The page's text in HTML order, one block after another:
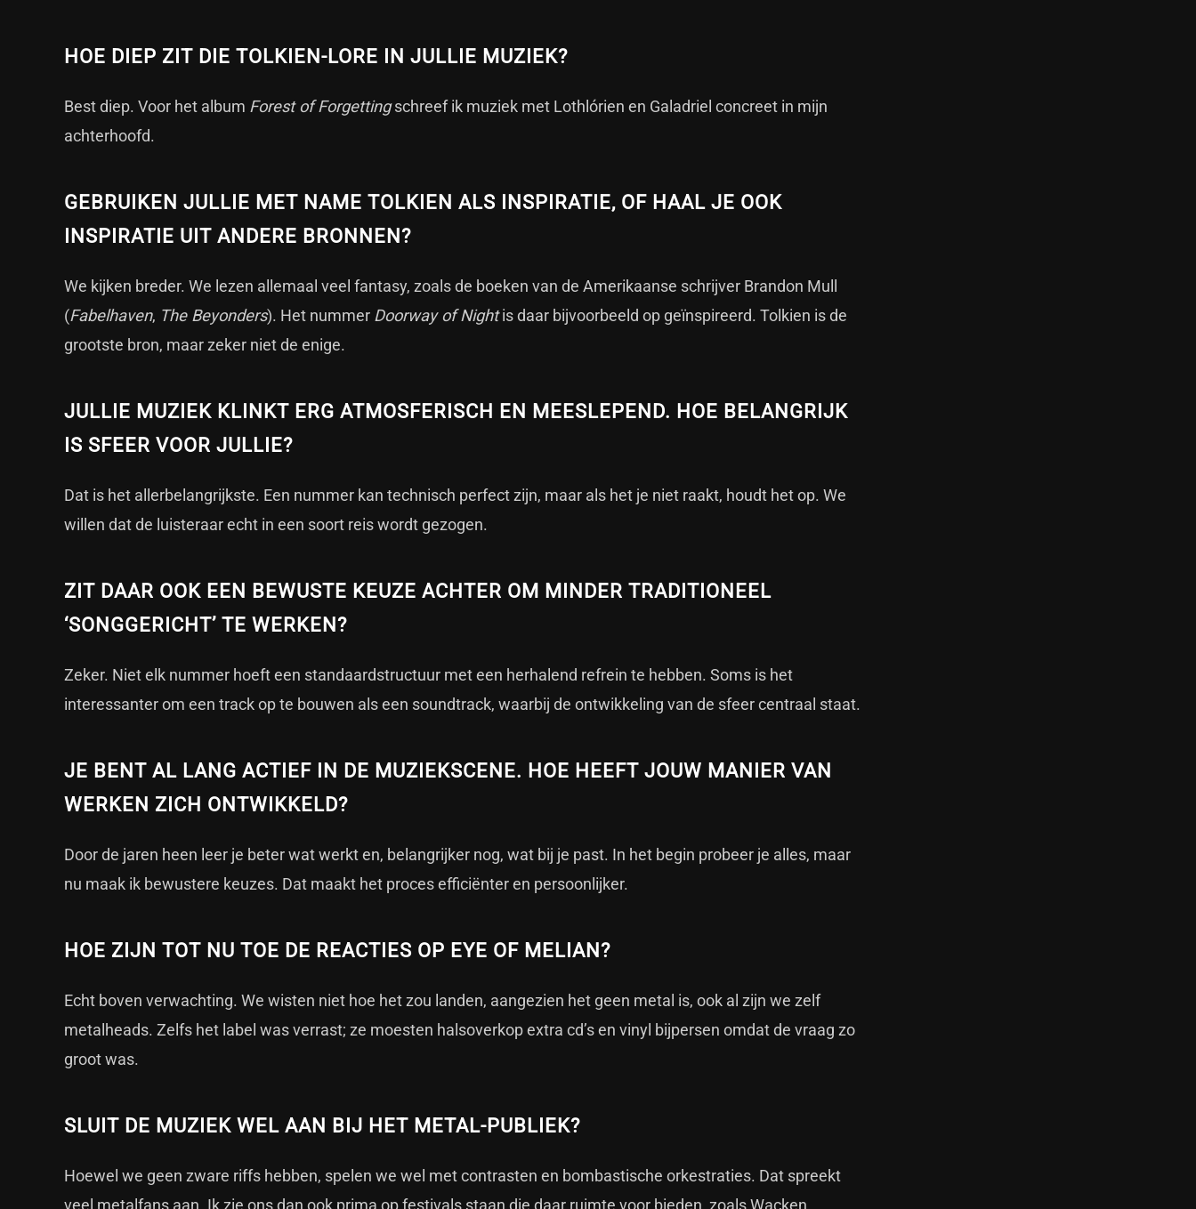
HOE DIEP ZIT DIE TOLKIEN-LORE IN JULLIE MUZIEK?
Best diep. Voor het album Forest of Forgettingschreef ik muziek met Lothlórien en Galadriel concreet in mijn
achterhoofd.
GEBRUIKEN JULLIE MET NAME TOLKIEN ALS INSPIRATIE, OF HAAL JE OOK
INSPIRATIE UIT ANDERE BRONNEN?
We kijken breder. We lezen allemaal veel fantasy, zoals de boeken van de Amerikaanse schrijver Brandon Mull
(Fabelhaven, The Beyonders). Het nummer Doorway of Nightis daar bijvoorbeeld op geïnspireerd. Tolkien is de
grootste bron, maar zeker niet de enige.
JULLIE MUZIEK KLINKT ERG ATMOSFERISCH EN MEESLEPEND. HOE BELANGRIJK
IS SFEER VOOR JULLIE?
Dat is het allerbelangrijkste. Een nummer kan technisch perfect zijn, maar als het je niet raakt, houdt het op. We
willen dat de luisteraar echt in een soort reis wordt gezogen.
ZIT DAAR OOK EEN BEWUSTE KEUZE ACHTER OM MINDER TRADITIONEEL
‘SONGGERICHT’ TE WERKEN?
Zeker. Niet elk nummer hoeft een standaardstructuur met een herhalend refrein te hebben. Soms is het
interessanter om een track op te bouwen als een soundtrack, waarbij de ontwikkeling van de sfeer centraal staat.
JE BENT AL LANG ACTIEF IN DE MUZIEKSCENE. HOE HEEFT JOUW MANIER VAN
WERKEN ZICH ONTWIKKELD?
Door de jaren heen leer je beter wat werkt en, belangrijker nog, wat bij je past. In het begin probeer je alles, maar
nu maak ik bewustere keuzes. Dat maakt het proces efficiënter en persoonlijker.
HOE ZIJN TOT NU TOE DE REACTIES OP EYE OF MELIAN?
Echt boven verwachting. We wisten niet hoe het zou landen, aangezien het geen metal is, ook al zijn we zelf
metalheads. Zelfs het label was verrast; ze moesten halsoverkop extra cd’s en vinyl bijpersen omdat de vraag zo
groot was.
SLUIT DE MUZIEK WEL AAN BIJ HET METAL-PUBLIEK?
Hoewel we geen zware riffs hebben, spelen we wel met contrasten en bombastische orkestraties. Dat spreekt
veel metalfans aan. Ik zie ons dan ook prima op festivals staan die daar ruimte voor bieden, zoals Wacken,